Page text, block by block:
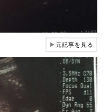
▶元記事を見る